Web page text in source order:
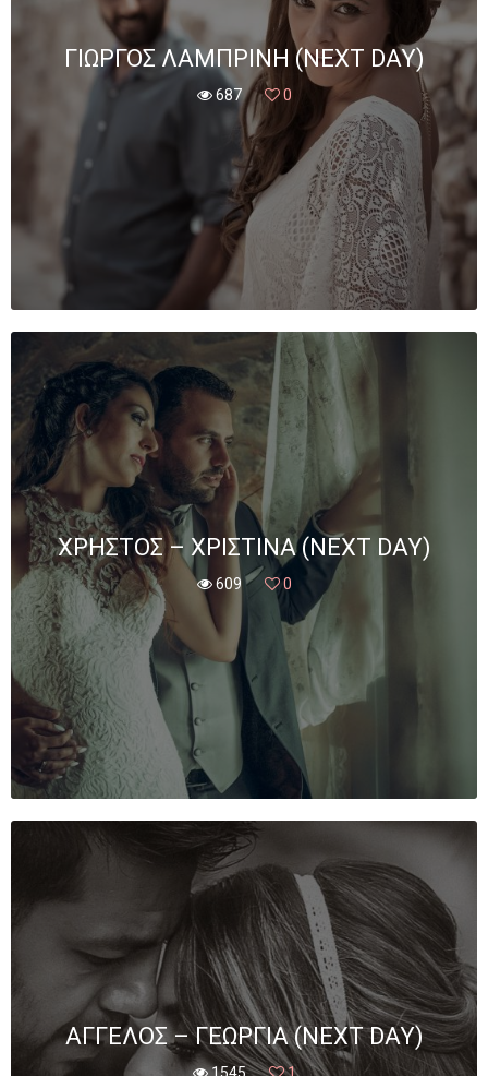
ΓΙΏΡΓΟΣ ΛΑΜΠΡΙΝΉ (NEXT DAY)
687 0
ΧΡΉΣΤΟΣ – ΧΡΙΣΤΊΝΑ (NEXT DAY)
609 0
ΆΓΓΕΛΟΣ – ΓΕΩΡΓΊΑ (NEXT DAY)